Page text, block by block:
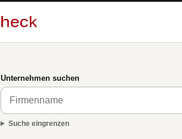
Unternehmen suchen
Suche eingrenzen